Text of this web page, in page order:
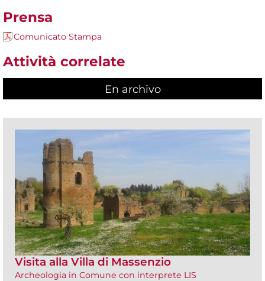
Prensa
Comunicato Stampa
Attività correlate
En archivo
Visita alla Villa di Massenzio
Archeologia in Comune con interprete LIS